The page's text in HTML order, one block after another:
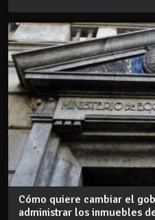
Cómo quiere cambiar el
administrar los inmuebles